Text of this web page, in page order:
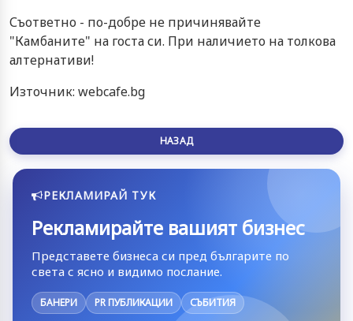
Съответно - по-добре не причинявайте
"Камбаните" на госта си. При наличието на толкова
алтернативи!
Източник: webcafe.bg
НАЗАД
РЕКЛАМИРАЙ ТУК
Рекламирайте вашият бизнес
Представете бизнеса си пред българите по
света с ясно и видимо послание.
БАНЕРИ PR ПУБЛИКАЦИИ СЪБИТИЯ